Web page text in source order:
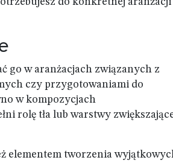
go w aranżacjach związanych z
czy przygotowaniami do
w kompozycjach
rolę tła lub warstwy
elementem tworzenia